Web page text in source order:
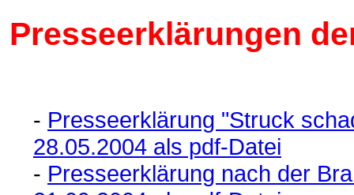
Presseerklärungen
- Presseerklärung "Struck
28.05.2004 als pdf-Datei
- Presseerklärung nach der